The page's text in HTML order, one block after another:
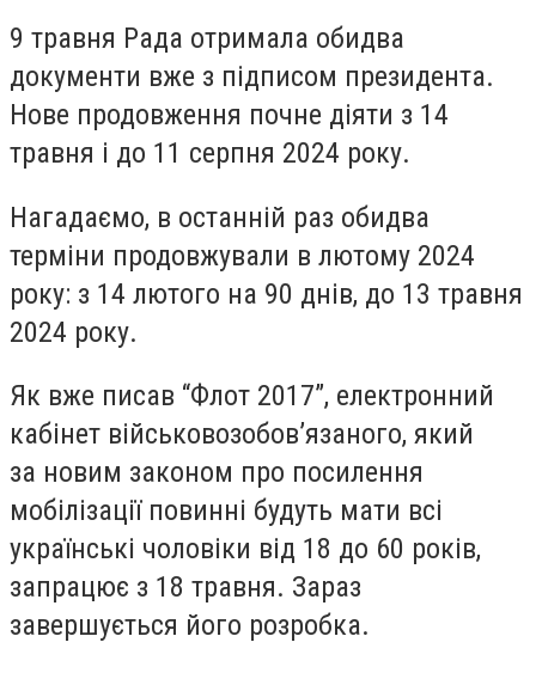
9 травня Рада отримала обидва
документи вже з підписом президента.
Нове продовження почне діяти з 14
травня і до 11 серпня 2024 року.
Нагадаємо, в останній раз обидва
терміни продовжували в лютому 2024
року: з 14 лютого на 90 днів, до 13 травня
2024 року.
Як вже писав “Флот 2017”, електронний
кабінет військовозобов’язаного, який
за новим законом про посилення
мобілізації повинні будуть мати всі
українські чоловіки від 18 до 60 років,
запрацює з 18 травня. Зараз
завершується його розробка.